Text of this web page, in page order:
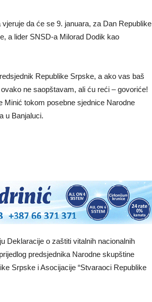
da će se 9. januara, za Dan Republike
a lider SNSD-a Milorad Dodik kao
Republike Srpske, a ako vas baš
ne saopštavam, ali ću reći – govoriće!
Minić tokom posebne sjednice Narodne
u Banjaluci.
Deklaracije o zaštiti vitalnih nacionalnih
predsjednika Narodne skupštine
Srpske i Asocijacije “Stvaraoci Republike